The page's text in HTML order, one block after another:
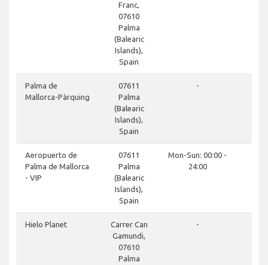
Franc,
07610
Palma
(Balearic
Islands),
Spain
Palma de
Mallorca-Pàrquing
07611
Palma
(Balearic
Islands),
Spain
-
Aeropuerto de
Palma de Mallorca
- VIP
07611
Palma
(Balearic
Islands),
Spain
Mon-Sun: 00:00 -
24:00
Hielo Planet
Carrer Can
Gamundi,
07610
Palma
-